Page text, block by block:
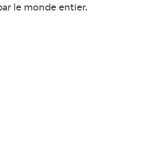
le monde entier.